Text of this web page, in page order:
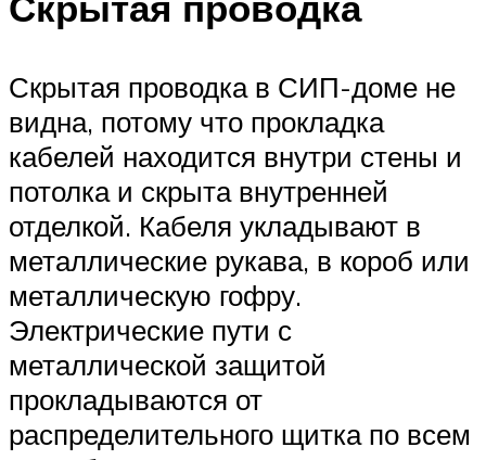
Скрытая проводка в СИП-доме не
видна, потому что прокладка
кабелей находится внутри стены и
потолка и скрыта внутренней
отделкой. Кабеля укладывают в
металлические рукава, в короб или
металлическую гофру.
Электрические пути с
металлической защитой
прокладываются от
распределительного щитка по всем